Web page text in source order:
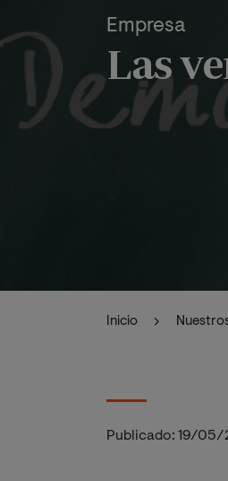
Empresa
Las
Inicio
Publicado: 19/05/